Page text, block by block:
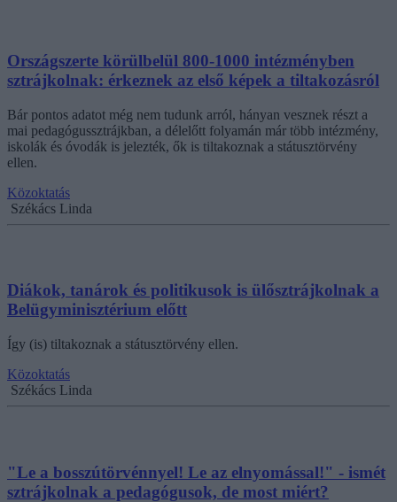
Országszerte körülbelül 800-1000 intézményben
sztrájkolnak: érkeznek az első képek a tiltakozásról
Bár pontos adatot még nem tudunk arról, hányan vesznek részt a
mai pedagógussztrájkban, a délelőtt folyamán már több intézmény,
iskolák és óvodák is jelezték, ők is tiltakoznak a státusztörvény
ellen.
Közoktatás
Székács Linda
Diákok, tanárok és politikusok is ülősztrájkolnak a
Belügyminisztérium előtt
Így (is) tiltakoznak a státusztörvény ellen.
Közoktatás
Székács Linda
"Le a bosszútörvénnyel! Le az elnyomással!" - ismét
sztrájkolnak a pedagógusok, de most miért?